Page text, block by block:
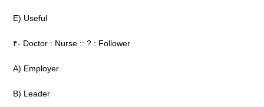
E) Useful
۴- Doctor : Nurse :: ? : Follower
A) Employer
B) Leader